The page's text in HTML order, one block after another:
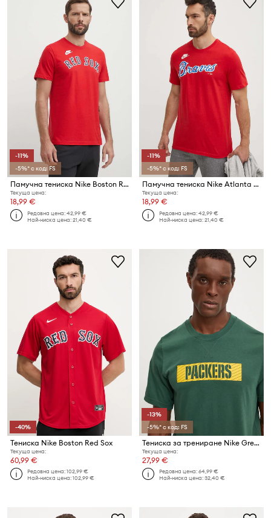
-11%
-5%* с код: FS
Памучна тениска Nike Boston Red Sox
Текуща цена:
18,99 €
Редовна цена:42,99 €
Най-ниска цена:21,40 €
-11%
-5%* с код: FS
Памучна тениска Nike Atlanta Braves
Текуща цена:
18,99 €
Редовна цена:42,99 €
Най-ниска цена:21,40 €
-40%
Тениска Nike Boston Red Sox
Текуща цена:
60,99 €
Редовна цена:102,99 €
Най-ниска цена:102,99 €
-13%
-5%* с код: FS
Тениска за трениране Nike Green Bay Packers
Текуща цена:
27,99 €
Редовна цена:64,99 €
Най-ниска цена:32,40 €